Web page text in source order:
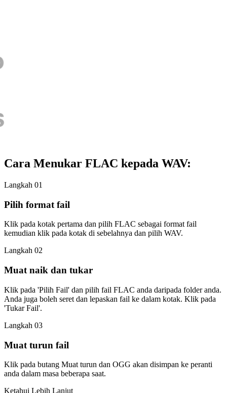
Cara Menukar FLAC kepada WAV:
Langkah 01
Pilih format fail
Klik pada kotak pertama dan pilih FLAC sebagai format fail
kemudian klik pada kotak di sebelahnya dan pilih WAV.
Langkah 02
Muat naik dan tukar
Klik pada 'Pilih Fail' dan pilih fail FLAC anda daripada folder anda.
Anda juga boleh seret dan lepaskan fail ke dalam kotak. Klik pada
'Tukar Fail'.
Langkah 03
Muat turun fail
Klik pada butang Muat turun dan OGG akan disimpan ke peranti
anda dalam masa beberapa saat.
Ketahui Lebih Lanjut